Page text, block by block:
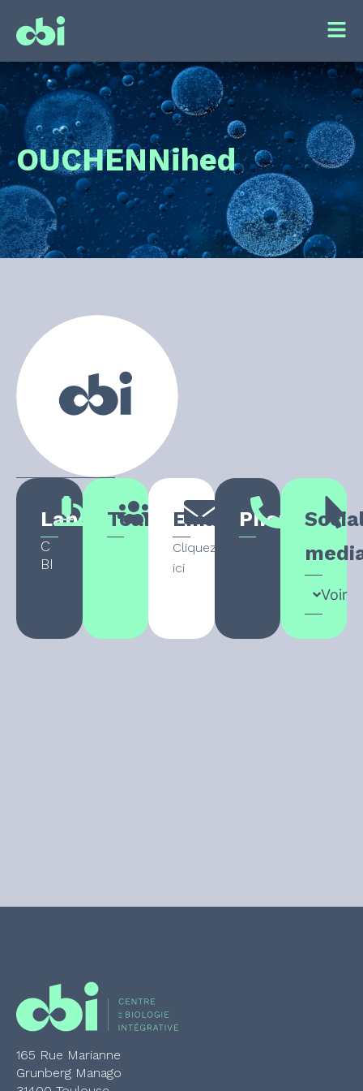
OUCHENNihed
Laboratory
C
BI
Team Email
Cliquez
ici
Phone
Voir
165 Rue Marianne
Grunberg Manago